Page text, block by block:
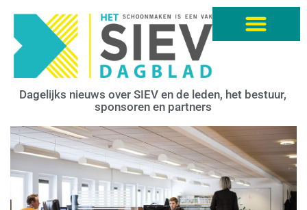
Dagelijks nieuws over SIEV en de leden, het bestuur,
sponsoren en partners